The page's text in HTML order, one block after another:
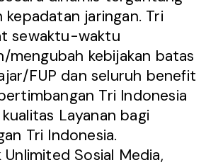
kepadatan jaringan. Tri
sewaktu-waktu
mengubah kebijakan batas
FUP dan seluruh benefit
Tri Indonesia
Layanan bagi
Tri Indonesia.
Sosial Media,